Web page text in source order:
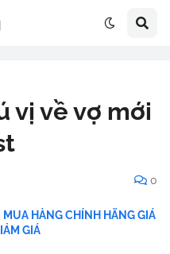
vị về vợ mới
0
MUA HÀNG CHÍNH HÃNG GIÁ
GIÁ